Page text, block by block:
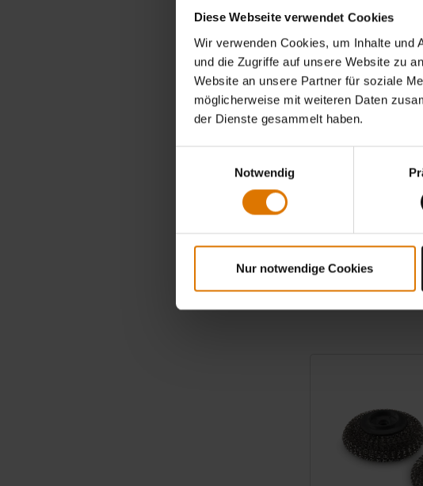
Diese Webseite verwendet Cookies
Wir verwenden Cookies, um Inhalte und
und die Zugriffe auf unsere Website zu
Website an unsere Partner für soziale
möglicherweise mit weiteren Daten
der Dienste gesammelt haben.
Notwendig
Nur notwendige Cookies
3.9
14,90 CHF
Color Options